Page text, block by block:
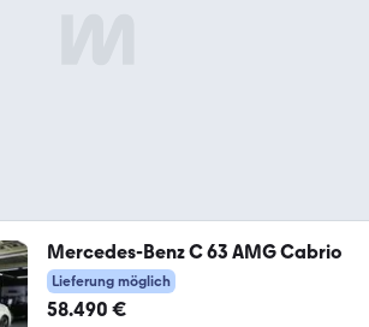
Mercedes-Benz C 63 AMG Cabrio
Lieferung möglich
58.490 €